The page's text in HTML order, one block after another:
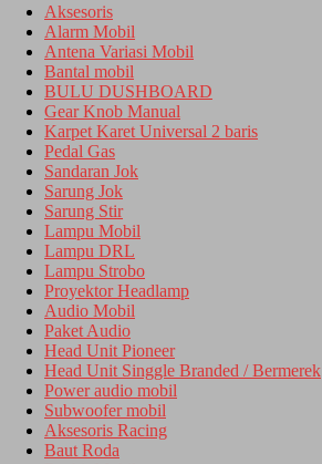
Aksesoris
Alarm Mobil
Antena Variasi Mobil
Bantal mobil
BULU DUSHBOARD
Gear Knob Manual
Karpet Karet Universal 2 baris
Pedal Gas
Sandaran Jok
Sarung Jok
Sarung Stir
Lampu Mobil
Lampu DRL
Lampu Strobo
Proyektor Headlamp
Audio Mobil
Paket Audio
Head Unit Pioneer
Head Unit Singgle Branded / Bermerek
Power audio mobil
Subwoofer mobil
Aksesoris Racing
Baut Roda